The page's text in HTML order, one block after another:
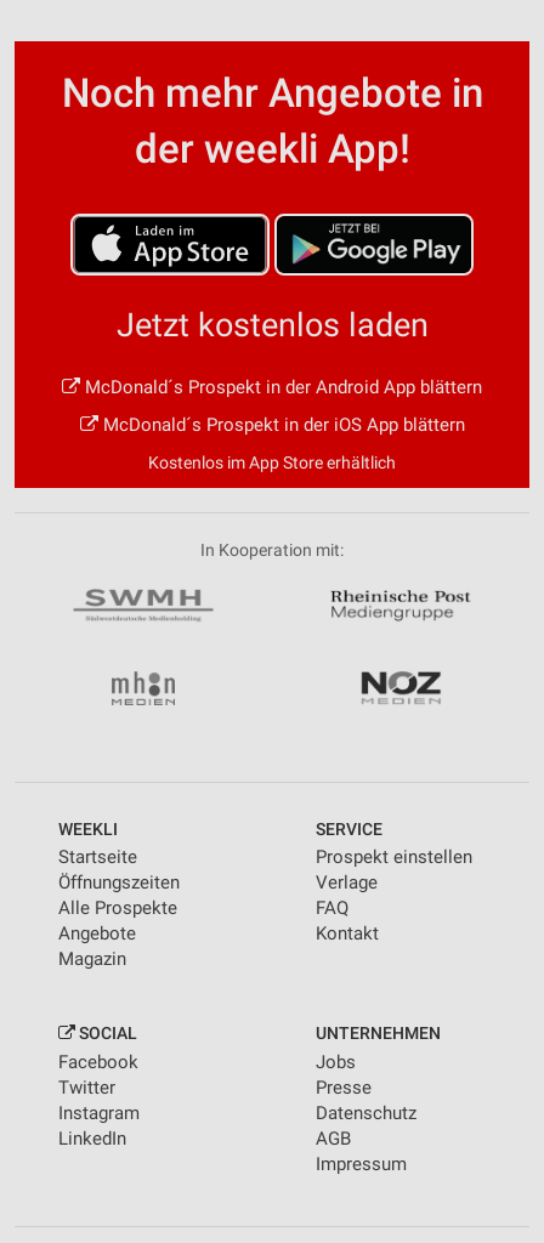
Noch mehr Angebote in
der weekli App!
Jetzt kostenlos laden
McDonald´s Prospekt in der Android App blättern
McDonald´s Prospekt in der iOS App blättern
Kostenlos im App Store erhältlich
In Kooperation mit:
WEEKLI
Startseite
Öffnungszeiten
Alle Prospekte
Angebote
Magazin
SERVICE
Prospekt einstellen
Verlage
FAQ
Kontakt
SOCIAL
Facebook
Twitter
Instagram
LinkedIn
UNTERNEHMEN
Jobs
Presse
Datenschutz
AGB
Impressum